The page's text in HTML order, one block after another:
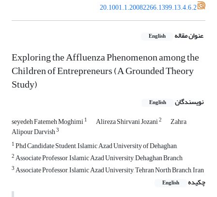
20.1001.1.20082266.1399.13.4.6.2
عنوان مقاله English
Exploring the Affluenza Phenomenon among the
Children of Entrepreneurs (A Grounded Theory
Study)
نویسندگان English
seyedeh Fatemeh Moghimi1 Alireza Shirvani Jozani2 Zahra
Alipour Darvish3
1Phd Candidate Student, Islamic Azad University of Dehaghan,
2Associate Professor, Islamic Azad University, Dehaghan Branch
3Associate Professor, Islamic Azad University, Tehran North Branch, Iran
چکیده
English